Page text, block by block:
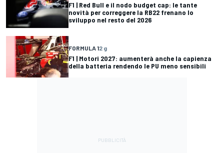
F1 | Red Bull e il nodo budget cap: le tante
novità per correggere la RB22 frenano lo
sviluppo nel resto del 2026
FORMULA 12 g
F1 | Motori 2027: aumenterà anche la capienza
della batteria rendendo le PU meno sensibili